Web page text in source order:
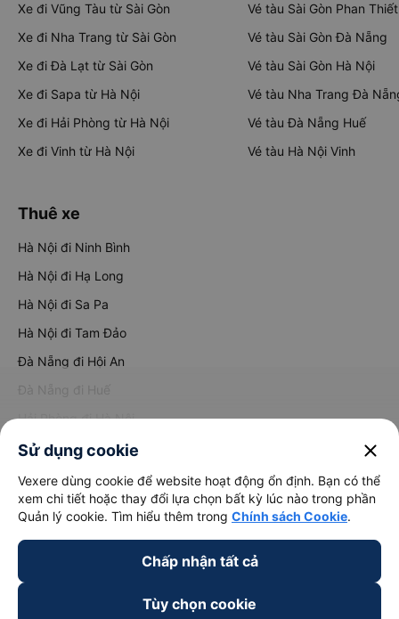
Xe đi Vũng Tàu từ Sài Gòn
Xe đi Nha Trang từ Sài Gòn
Xe đi Đà Lạt từ Sài Gòn
Xe đi Sapa từ Hà Nội
Xe đi Hải Phòng từ Hà Nội
Xe đi Vinh từ Hà Nội
Vé tàu Sài Gòn Phan Thiết
Vé tàu Sài Gòn Đà Nẵng
Vé tàu Sài Gòn Hà Nội
Vé tàu Nha Trang Đà
Vé tàu Đà Nẵng Huế
Vé tàu Hà Nội Vinh
Thuê xe
Hà Nội đi Ninh Bình
Hà Nội đi Hạ Long
Hà Nội đi Sa Pa
Hà Nội đi Tam Đảo
Đà Nẵng đi Hội An
Đà Nẵng đi Huế
Hải Phòng đi Hà Nội
keyboard_arrow_down
Về chúng tôi
Sử dụng cookie close
Vexere dùng cookie để website hoạt động ổn định. Bạn có thể
xem chi tiết hoặc thay đổi lựa chọn bất kỳ lúc nào trong phần
Quản lý cookie. Tìm hiểu thêm trong Chính sách Cookie.
Chấp nhận tất cả
Tùy chọn cookie